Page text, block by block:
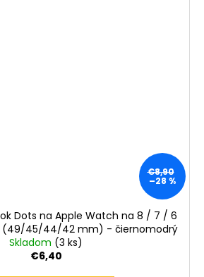
€8,90
–28 %
Dots na Apple Watch na 8 / 7 / 6
(49/45/44/42 mm) - čiernomodrý
Skladom (3 ks)
€6,40